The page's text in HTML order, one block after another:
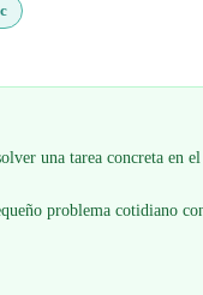
una tarea concreta en
problema cotidiano